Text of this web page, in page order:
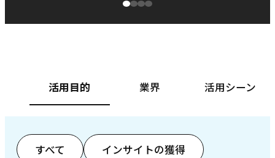
活用目的 業界 活用シーン
すべて インサイトの獲得